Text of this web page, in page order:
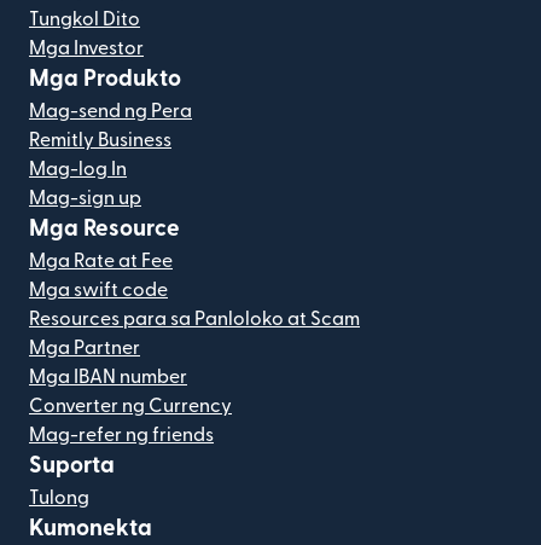
Tungkol Dito
Mga Investor
Mga Produkto
Mag-send ng Pera
Remitly Business
Mag-log In
Mag-sign up
Mga Resource
Mga Rate at Fee
Mga swift code
Resources para sa Panloloko at Scam
Mga Partner
Mga IBAN number
Converter ng Currency
Mag-refer ng friends
Suporta
Tulong
Kumonekta